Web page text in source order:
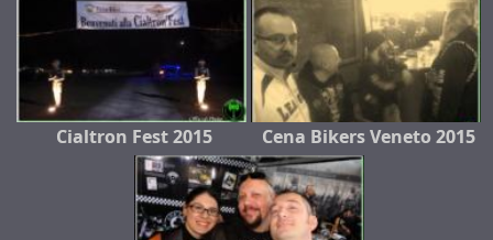
Cialtron Fest 2015 Cena Bikers Veneto 2015